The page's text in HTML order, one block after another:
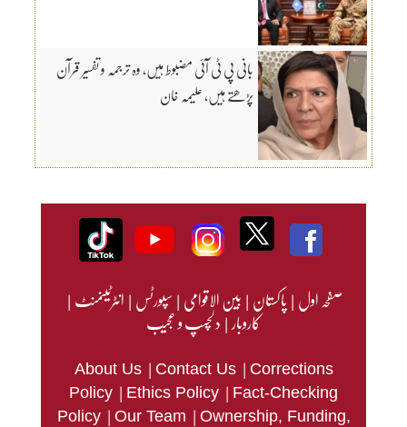
بانی پی ٹی آئی مضبوط ہیں، وہ ترجمہ و تفسیر قرآن
پڑھتے ہیں، علیمہ خان
صفحہ اول|پاکستان|بین الاقوامی|سپورٹس|انٹرٹینمنٹ|
کاروبار|دلچسپ و عجیب
About Us | Contact Us | Corrections
Policy | Ethics Policy | Fact-Checking
Policy | Our Team | Ownership, Funding,